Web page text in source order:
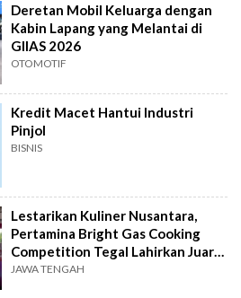
Deretan Mobil Keluarga dengan
Kabin Lapang yang Melantai di
GIIAS 2026
OTOMOTIF
Kredit Macet Hantui Industri
Pinjol
BISNIS
Lestarikan Kuliner Nusantara,
Pertamina Bright Gas Cooking
Competition Tegal Lahirkan Juara
Baru
JAWA TENGAH